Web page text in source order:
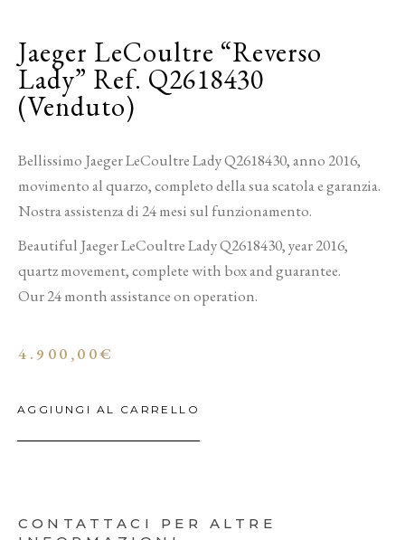
Jaeger LeCoultre “Reverso
Lady” Ref. Q2618430
(Venduto)
Bellissimo Jaeger LeCoultre Lady Q2618430, anno 2016,
movimento al quarzo, completo della sua scatola e garanzia.
Nostra assistenza di 24 mesi sul funzionamento.
Beautiful Jaeger LeCoultre Lady Q2618430, year 2016,
quartz movement, complete with box and guarantee.
Our 24 month assistance on operation.
4.900,00€
AGGIUNGI AL CARRELLO
CONTATTACI PER ALTRE